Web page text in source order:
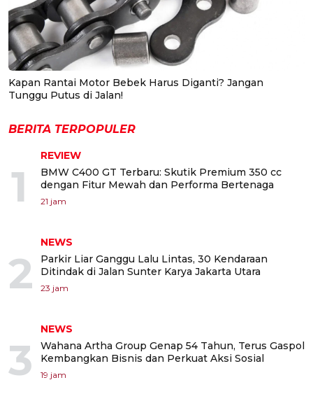
Kapan Rantai Motor Bebek Harus Diganti? Jangan
Tunggu Putus di Jalan!
BERITA TERPOPULER
1
REVIEW
BMW C400 GT Terbaru: Skutik Premium 350 cc
dengan Fitur Mewah dan Performa Bertenaga
21 jam
2
NEWS
Parkir Liar Ganggu Lalu Lintas, 30 Kendaraan
Ditindak di Jalan Sunter Karya Jakarta Utara
23 jam
3
NEWS
Wahana Artha Group Genap 54 Tahun, Terus Gaspol
Kembangkan Bisnis dan Perkuat Aksi Sosial
19 jam